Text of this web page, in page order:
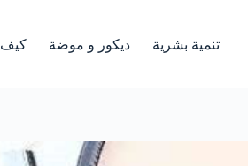
تنمية بشرية ديكور و موضة كيف